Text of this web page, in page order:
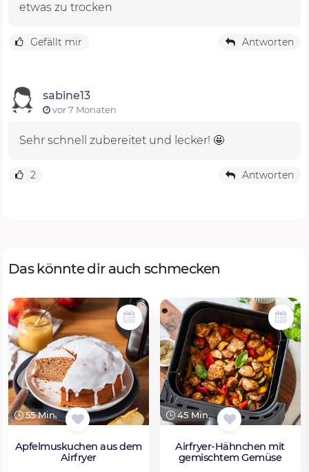
etwas zu trocken
Gefällt mir Antworten
sabine13
vor 7 Monaten
Sehr schnell zubereitet und lecker! 🤩
2 Antworten
Das könnte dir auch schmecken
55 Min.
Apfelmuskuchen aus dem
Airfryer
45 Min.
Airfryer-Hähnchen mit
gemischtem Gemüse